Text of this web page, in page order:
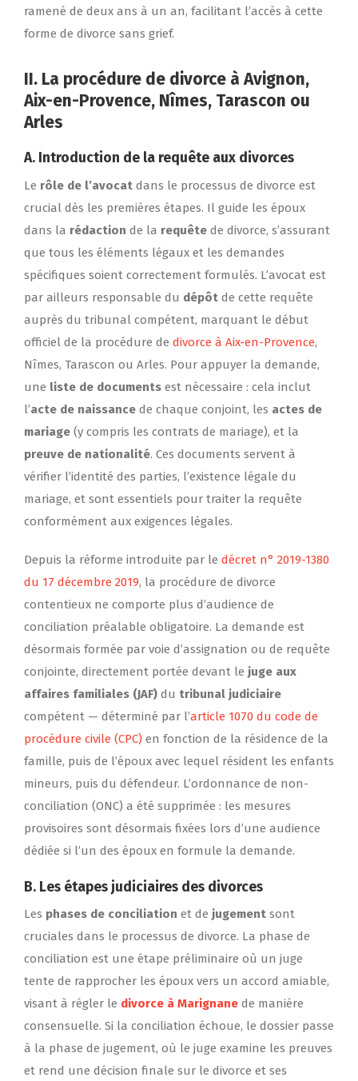
ramené de deux ans à un an, facilitant l’accès à cette
forme de divorce sans grief.
II. La procédure de divorce à Avignon,
Aix-en-Provence, Nîmes, Tarascon ou
Arles
A. Introduction de la requête aux divorces
Le rôle de l’avocat dans le processus de divorce est
crucial dès les premières étapes. Il guide les époux
dans la rédaction de la requête de divorce, s’assurant
que tous les éléments légaux et les demandes
spécifiques soient correctement formulés. L’avocat est
par ailleurs responsable du dépôt de cette requête
auprès du tribunal compétent, marquant le début
officiel de la procédure de divorce à Aix-en-Provence,
Nîmes, Tarascon ou Arles. Pour appuyer la demande,
une liste de documents est nécessaire : cela inclut
l’acte de naissance de chaque conjoint, les actes de
mariage (y compris les contrats de mariage), et la
preuve de nationalité. Ces documents servent à
vérifier l’identité des parties, l’existence légale du
mariage, et sont essentiels pour traiter la requête
conformément aux exigences légales.
Depuis la réforme introduite par le décret n° 2019-1380
du 17 décembre 2019, la procédure de divorce
contentieux ne comporte plus d’audience de
conciliation préalable obligatoire. La demande est
désormais formée par voie d’assignation ou de requête
conjointe, directement portée devant le juge aux
affaires familiales (JAF) du tribunal judiciaire
compétent — déterminé par l’article 1070 du code de
procédure civile (CPC) en fonction de la résidence de la
famille, puis de l’époux avec lequel résident les enfants
mineurs, puis du défendeur. L’ordonnance de non-
conciliation (ONC) a été supprimée : les mesures
provisoires sont désormais fixées lors d’une audience
dédiée si l’un des époux en formule la demande.
B. Les étapes judiciaires des divorces
Les phases de conciliation et de jugement sont
cruciales dans le processus de divorce. La phase de
conciliation est une étape préliminaire où un juge
tente de rapprocher les époux vers un accord amiable,
visant à régler le divorce à Marignane de manière
consensuelle. Si la conciliation échoue, le dossier passe
à la phase de jugement, où le juge examine les preuves
et rend une décision finale sur le divorce et ses